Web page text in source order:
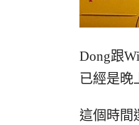
Dong跟
已經是晚
這個時間